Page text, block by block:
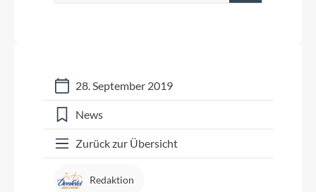
28. September 2019
News
Zurück zur Übersicht
Redaktion